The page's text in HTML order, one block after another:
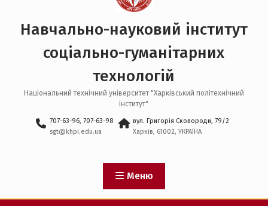
здобуває три золоті
Світу з гирьового спорту!
НАУКОВИЙ УСПІХ КАФЕДРИ
ППУСС НА
Навчально-науковий інститут
соціально-гуманітарних
технологій
Національний технічний університет "Харківський політехнічний
інститут"
707-63-96, 707-63-98
sgt@khpi.edu.ua
вул. Григорія Сковороди, 79/2
Харків, 61002, УКРАЇНА
Меню